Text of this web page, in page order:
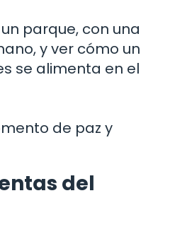
parque, con una
y ver cómo un
se alimenta en el
de paz y
del